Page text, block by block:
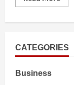
more
मौका
मिला
CATEGORIES
Business